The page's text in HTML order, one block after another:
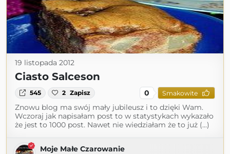
19 listopada 2012
Ciasto Salceson
545 2 Zapisz 0 Smakowite
Znowu blog ma swój mały jubileusz i to dzięki Wam.
Wczoraj jak napisałam post to w statystykach wykazało
że jest to 1000 post. Nawet nie wiedziałam że to już (...)
Moje Małe Czarowanie